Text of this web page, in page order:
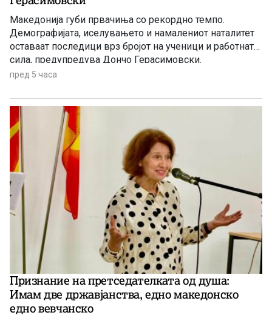
Македонија губи првачиња со рекордно темпо.
Демографијата, иселувањето и намалениот наталитет
оставаат последици врз бројот на ученици и работната
сила, предупредува Дончо Герасимовски.
пред 5 часа
Признание на претседателката од душа:
Имам две државјанства, едно македонско
едно вевчанско